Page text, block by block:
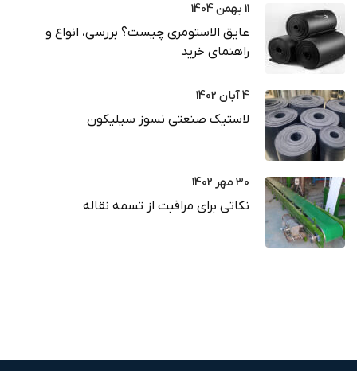
11 بهمن 1404
عایق الاستومری چیست؟ بررسی، انواع و
راهنمای خرید
4 آبان 1402
لاستیک صنعتی نسوز سیلیکون
30 مهر 1402
نکاتی برای مراقبت از تسمه نقاله